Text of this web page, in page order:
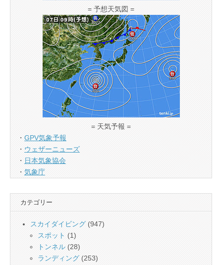
= 予想天気図 =
= 天気予報 =
・ GPV気象予報
・ ウェザーニューズ
・ 日本気象協会
・ 気象庁
カテゴリー
スカイダイビング (947)
スポット (1)
トンネル (28)
ランディング(253)